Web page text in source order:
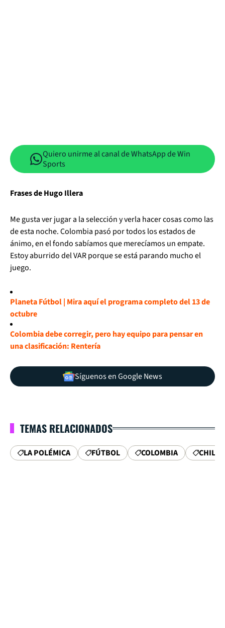
Quiero unirme al canal de WhatsApp de Win
Sports
Frases de Hugo Illera
Me gusta ver jugar a la selección y verla hacer cosas como las
de esta noche. Colombia pasó por todos los estados de
ánimo, en el fondo sabíamos que merecíamos un empate.
Estoy aburrido del VAR porque se está parando mucho el
juego.
Planeta Fútbol | Mira aquí el programa completo del 13 de
octubre
Colombia debe corregir, pero hay equipo para pensar en
una clasificación: Rentería
Síguenos en Google News
TEMAS RELACIONADOS
LA POLÉMICA FÚTBOL COLOMBIA CHILE